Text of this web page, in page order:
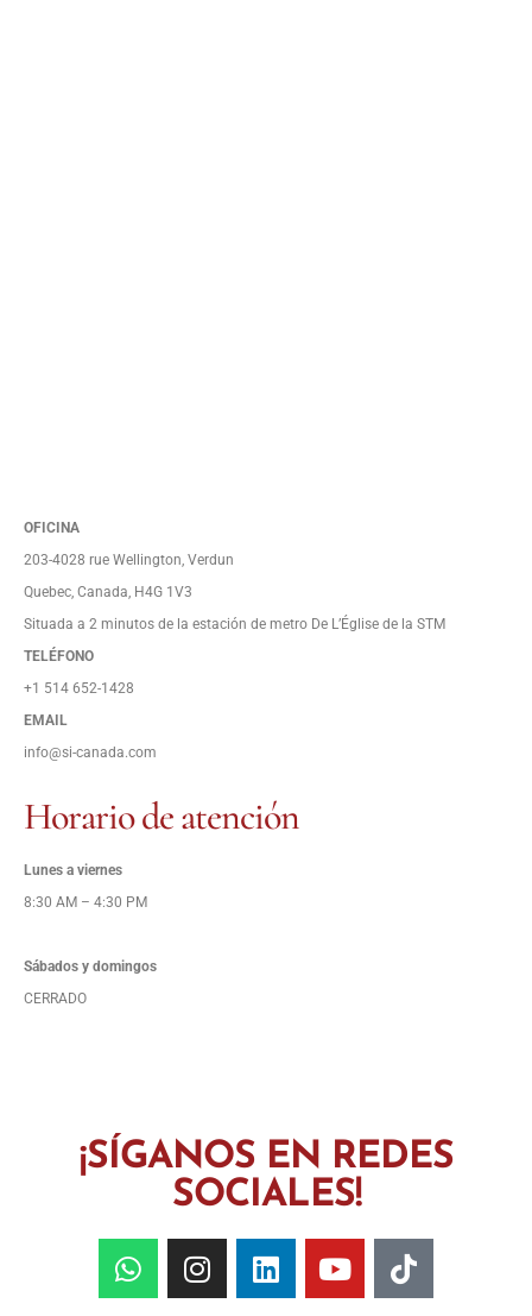
OFICINA
203-4028 rue Wellington, Verdun
Quebec, Canada, H4G 1V3
Situada a 2 minutos de la estación de metro De L’Église de la STM
TELÉFONO
+1 514 652-1428
EMAIL
info@si-canada.com
Horario de atención
Lunes a viernes
8:30 AM – 4:30 PM
Sábados y domingos
CERRADO
¡SÍGANOS EN REDES
SOCIALES!